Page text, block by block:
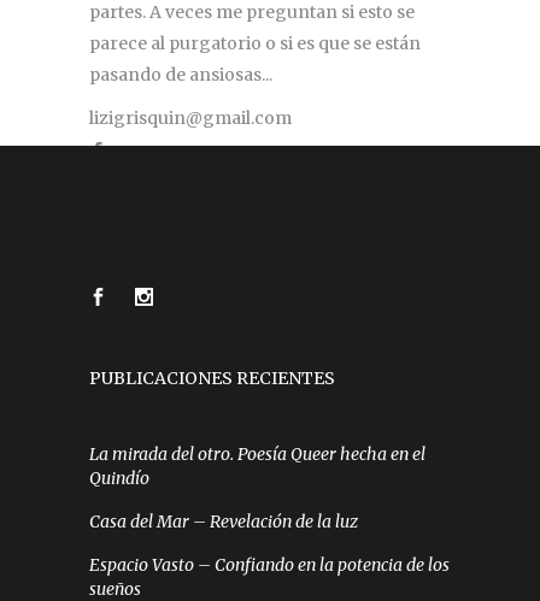
partes. A veces me preguntan si esto se
parece al purgatorio o si es que se están
pasando de ansiosas...
lizigrisquin@gmail.com
PUBLICACIONES RECIENTES
La mirada del otro. Poesía Queer hecha en el
Quindío
Casa del Mar – Revelación de la luz
Espacio Vasto – Confiando en la potencia de los
sueños